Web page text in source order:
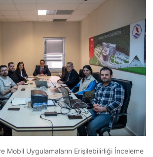
Mobil Uygulamaların Erişilebilirliği İnceleme